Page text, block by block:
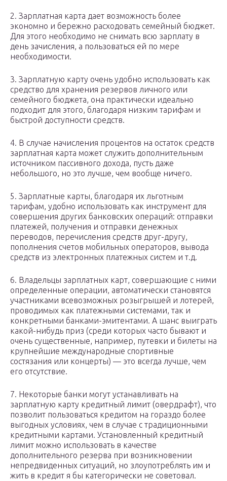
2. Зарплатная карта дает возможность более
экономно и бережно расходовать семейный бюджет.
Для этого необходимо не снимать всю зарплату в
день зачисления, а пользоваться ей по мере
необходимости.
3. Зарплатную карту очень удобно использовать как
средство для хранения резервов личного или
семейного бюджета, она практически идеально
подходит для этого, благодаря низким тарифам и
быстрой доступности средств.
4. В случае начисления процентов на остаток средств
зарплатная карта может служить дополнительным
источником пассивного дохода, пусть даже
небольшого, но это лучше, чем вообще ничего.
5. Зарплатные карты, благодаря их льготным
тарифам, удобно использовать как инструмент для
совершения других банковских операций: отправки
платежей, получения и отправки денежных
переводов, перечисления средств друг-другу,
пополнения счетов мобильных операторов, вывода
средств из электронных платежных систем и т.д.
6. Владельцы зарплатных карт, совершающие с ними
определенные операции, автоматически становятся
участниками всевозможных розыгрышей и лотерей,
проводимых как платежными системами, так и
конкретными банками-эмитентами. А шанс выиграть
какой-нибудь приз (среди которых часто бывают и
очень существенные, например, путевки и билеты на
крупнейшие международные спортивные
состязания или концерты) — это всегда лучше, чем
его отсутствие.
7. Некоторые банки могут устанавливать на
зарплатную карту кредитный лимит (овердрафт), что
позволит пользоваться кредитом на гораздо более
выгодных условиях, чем в случае с традиционными
кредитными картами. Установленный кредитный
лимит можно использовать в качестве
дополнительного резерва при возникновении
непредвиденных ситуаций, но злоупотреблять им и
жить в кредит я бы категорически не советовал.